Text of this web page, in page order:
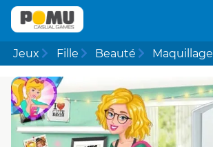
Jeux Fille Beauté Maquillage